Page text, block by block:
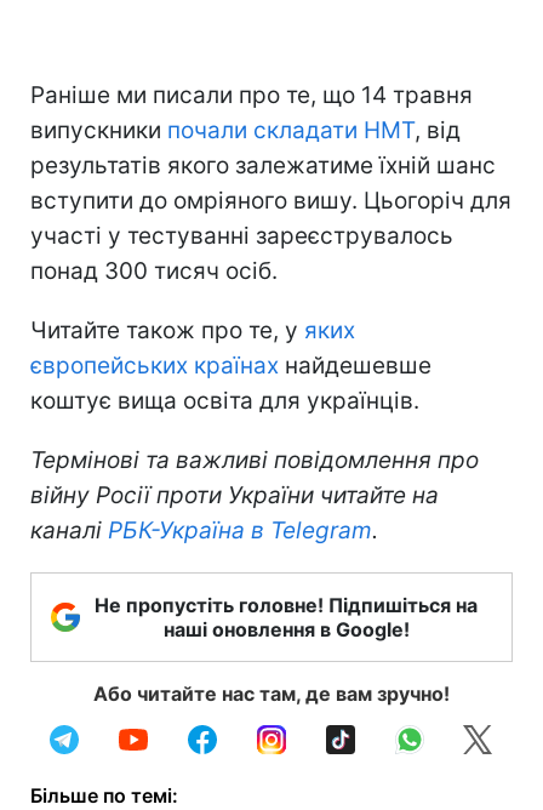
Раніше ми писали про те, що 14 травня
випускники почали складати НМТ, від
результатів якого залежатиме їхній шанс
вступити до омріяного вишу. Цьогоріч для
участі у тестуванні зареєструвалось
понад 300 тисяч осіб.
Читайте також про те, у яких
європейських країнах найдешевше
коштує вища освіта для українців.
Термінові та важливі повідомлення про
війну Росії проти України читайте на
каналі РБК-Україна в Telegram.
Не пропустіть головне! Підпишіться на
наші оновлення в Google!
Або читайте нас там, де вам зручно!
Більше по темі: